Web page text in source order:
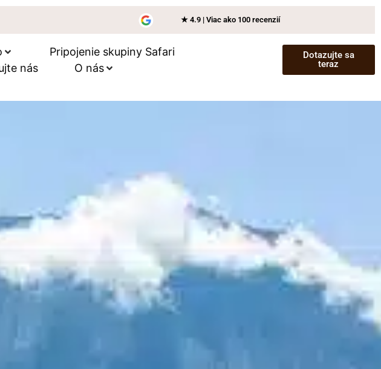
★ 4.9 | Viac ako 100 recenzií
Pripojenie skupiny Safari
nás O nás
Dotazujte sa
teraz